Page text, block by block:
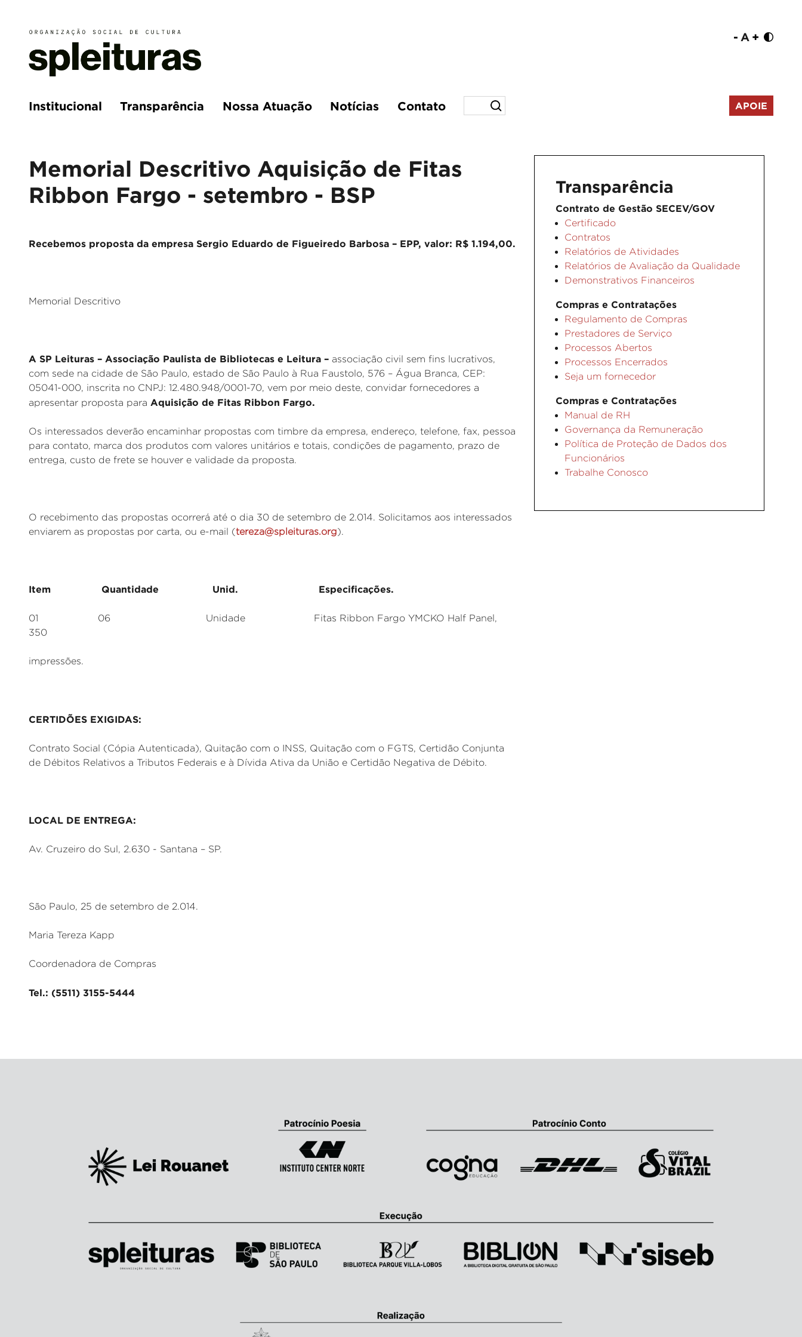
- A +
Institucional Transparência Nossa Atuação Notícias Contato APOIE
Memorial Descritivo Aquisição de Fitas
Ribbon Fargo - setembro - BSP
Recebemos proposta da empresa Sergio Eduardo de Figueiredo Barbosa – EPP, valor: R$ 1.194,00.
Memorial Descritivo
A SP Leituras – Associação Paulista de Bibliotecas e Leitura – associação civil sem fins lucrativos,
com sede na cidade de São Paulo, estado de São Paulo à Rua Faustolo, 576 – Água Branca, CEP:
05041-000, inscrita no CNPJ: 12.480.948/0001-70, vem por meio deste, convidar fornecedores a
apresentar proposta para Aquisição de Fitas Ribbon Fargo.
Os interessados deverão encaminhar propostas com timbre da empresa, endereço, telefone, fax, pessoa
para contato, marca dos produtos com valores unitários e totais, condições de pagamento, prazo de
entrega, custo de frete se houver e validade da proposta.
O recebimento das propostas ocorrerá até o dia 30 de setembro de 2.014. Solicitamos aos interessados
enviarem as propostas por carta, ou e-mail (tereza@spleituras.org).
Item Quantidade Unid. Especificações.
01 06 Unidade Fitas Ribbon Fargo YMCKO Half Panel,
350
impressões.
CERTIDÕES EXIGIDAS:
Contrato Social (Cópia Autenticada), Quitação com o INSS, Quitação com o FGTS, Certidão Conjunta
de Débitos Relativos a Tributos Federais e à Dívida Ativa da União e Certidão Negativa de Débito.
LOCAL DE ENTREGA:
Av. Cruzeiro do Sul, 2.630 - Santana – SP.
São Paulo, 25 de setembro de 2.014.
Maria Tereza Kapp
Coordenadora de Compras
Tel.: (5511) 3155-5444
Transparência
Contrato de Gestão SECEV/GOV
Certificado
Contratos
Relatórios de Atividades
Relatórios de Avaliação da Qualidade
Demonstrativos Financeiros
Compras e Contratações
Regulamento de Compras
Prestadores de Serviço
Processos Abertos
Processos Encerrados
Seja um fornecedor
Compras e Contratações
Manual de RH
Governança da Remuneração
Política de Proteção de Dados dos
Funcionários
Trabalhe Conosco